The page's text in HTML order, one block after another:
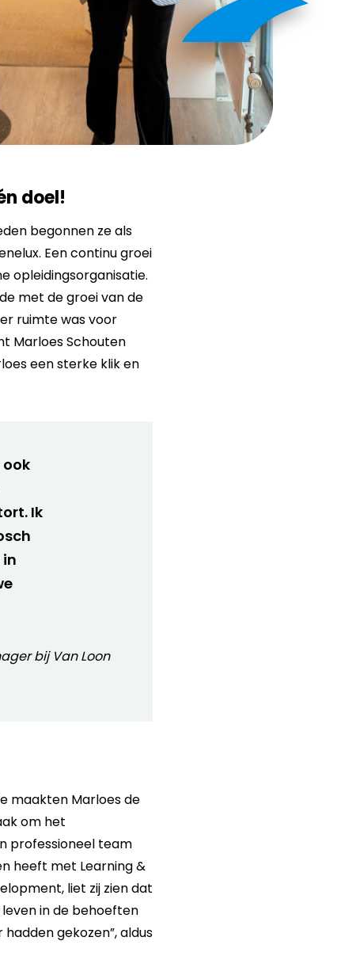
doel!
begonnen ze als
Een continu groei
opleidingsorganisatie.
met de groei van de
ruimte was voor
Marloes Schouten
een sterke klik en
Ik
bij Van Loon
maakten Marloes de
om het
professioneel team
heeft met Learning &
liet zij zien dat
in de behoeften
gekozen”, aldus